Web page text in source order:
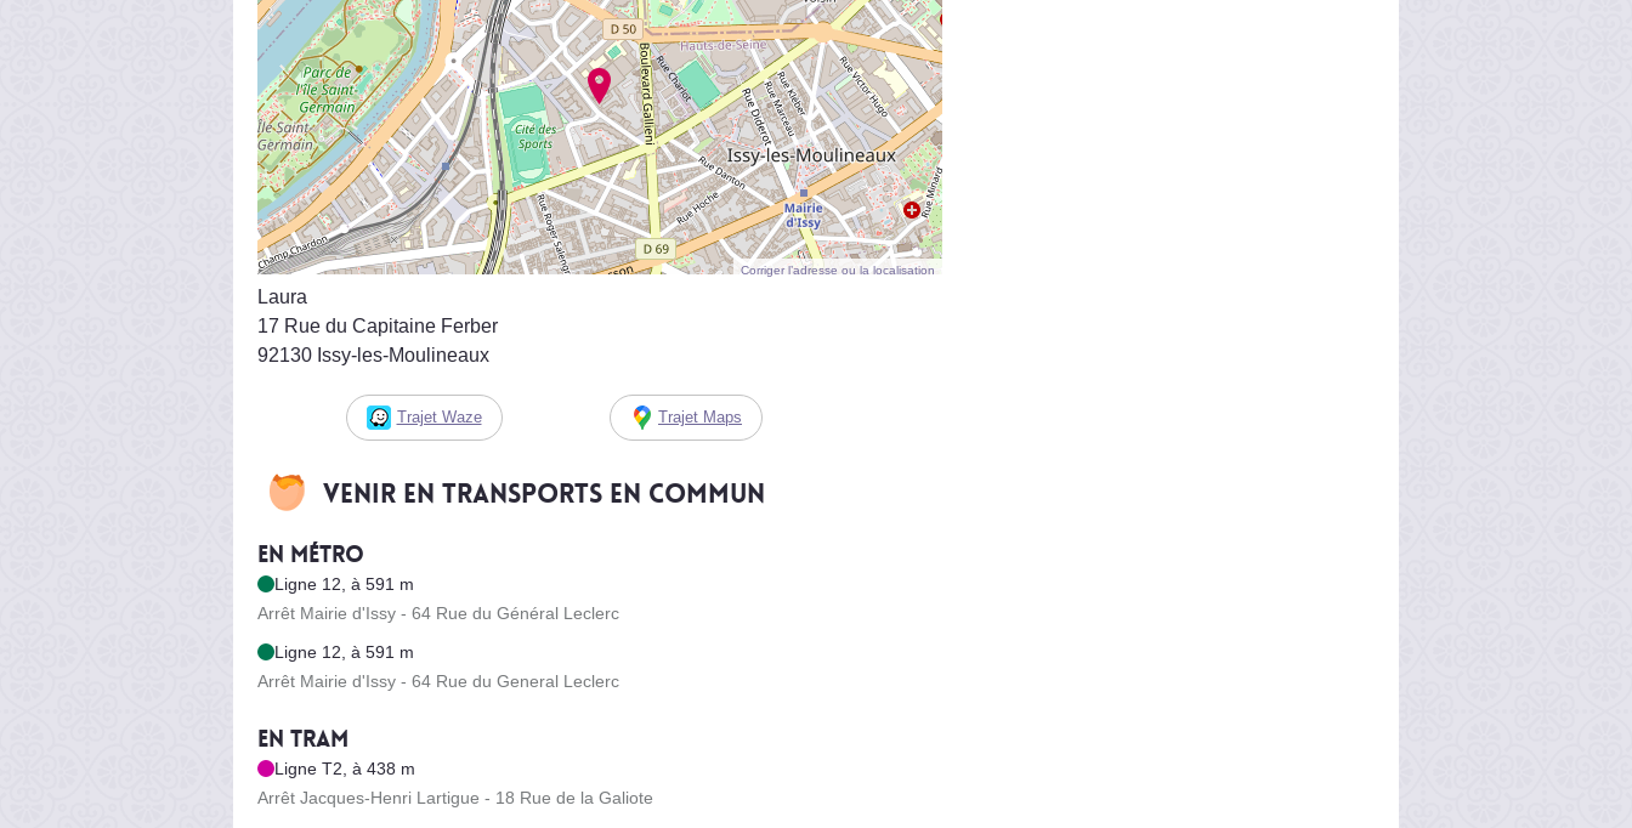
Corriger l’adresse ou la localisation
Laura
17 Rue du Capitaine Ferber
92130 Issy-les-Moulineaux
Trajet Waze Trajet Maps
Venir en transports en commun
En métro
Ligne 12, à 591 m
Arrêt Mairie d'Issy - 64 Rue du Général Leclerc
Ligne 12, à 591 m
Arrêt Mairie d'Issy - 64 Rue du General Leclerc
En tram
Ligne T2, à 438 m
Arrêt Jacques-Henri Lartigue - 18 Rue de la Galiote